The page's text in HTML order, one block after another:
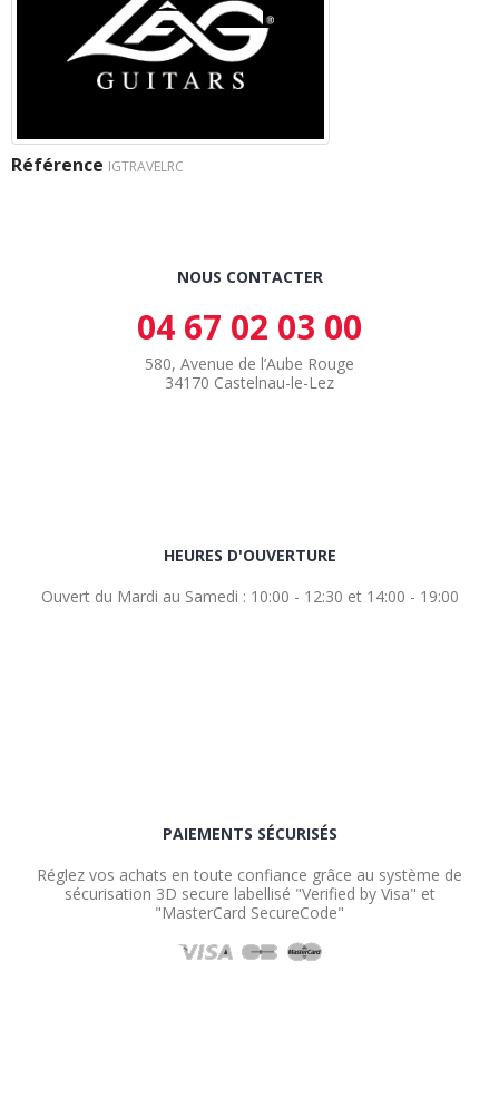
Référence IGTRAVELRC
NOUS CONTACTER
04 67 02 03 00
580, Avenue de l’Aube Rouge
34170 Castelnau-le-Lez
HEURES D'OUVERTURE
Ouvert du Mardi au Samedi : 10:00 - 12:30 et 14:00 - 19:00
PAIEMENTS SÉCURISÉS
Réglez vos achats en toute confiance grâce au système de
sécurisation 3D secure labellisé "Verified by Visa" et
"MasterCard SecureCode"